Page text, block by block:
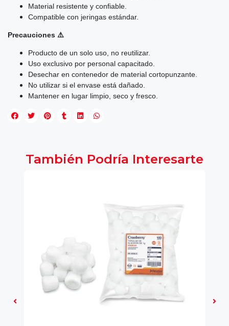
Material resistente y confiable.
Compatible con jeringas estándar.
Precauciones ⚠️
Producto de un solo uso, no reutilizar.
Uso exclusivo por personal capacitado.
Desechar en contenedor de material cortopunzante.
No utilizar si el envase está dañado.
Mantener en lugar limpio, seco y fresco.
También Podría Interesarte